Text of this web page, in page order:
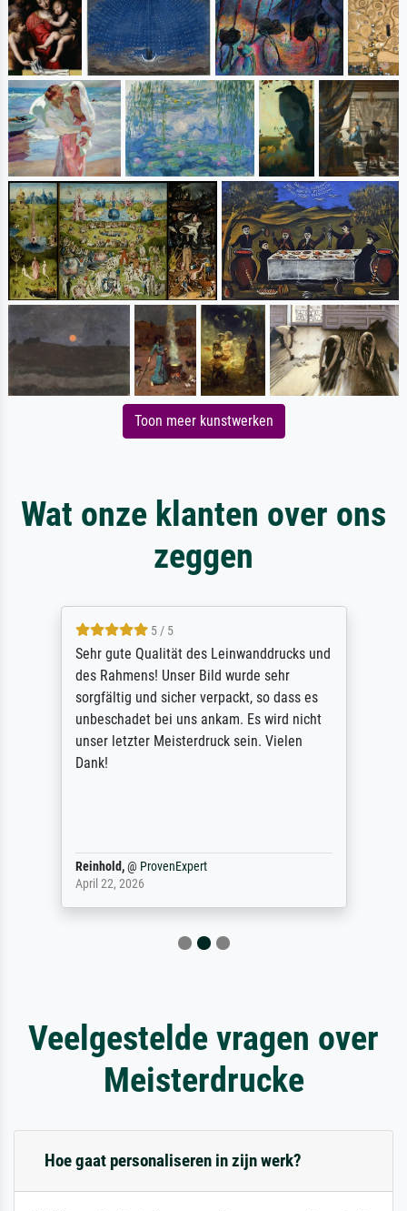
Toon meer kunstwerken
Wat onze klanten over ons
zeggen
5 / 5
Sehr gute Qualität des Leinwanddrucks und
des Rahmens! Unser Bild wurde sehr
sorgfältig und sicher verpackt, so dass es
unbeschadet bei uns ankam. Es wird nicht
unser letzter Meisterdruck sein. Vielen
Dank!
Reinhold,@ ProvenExpert
April 22, 2026
Veelgestelde vragen over
Meisterdrucke
Hoe gaat personaliseren in zijn werk?